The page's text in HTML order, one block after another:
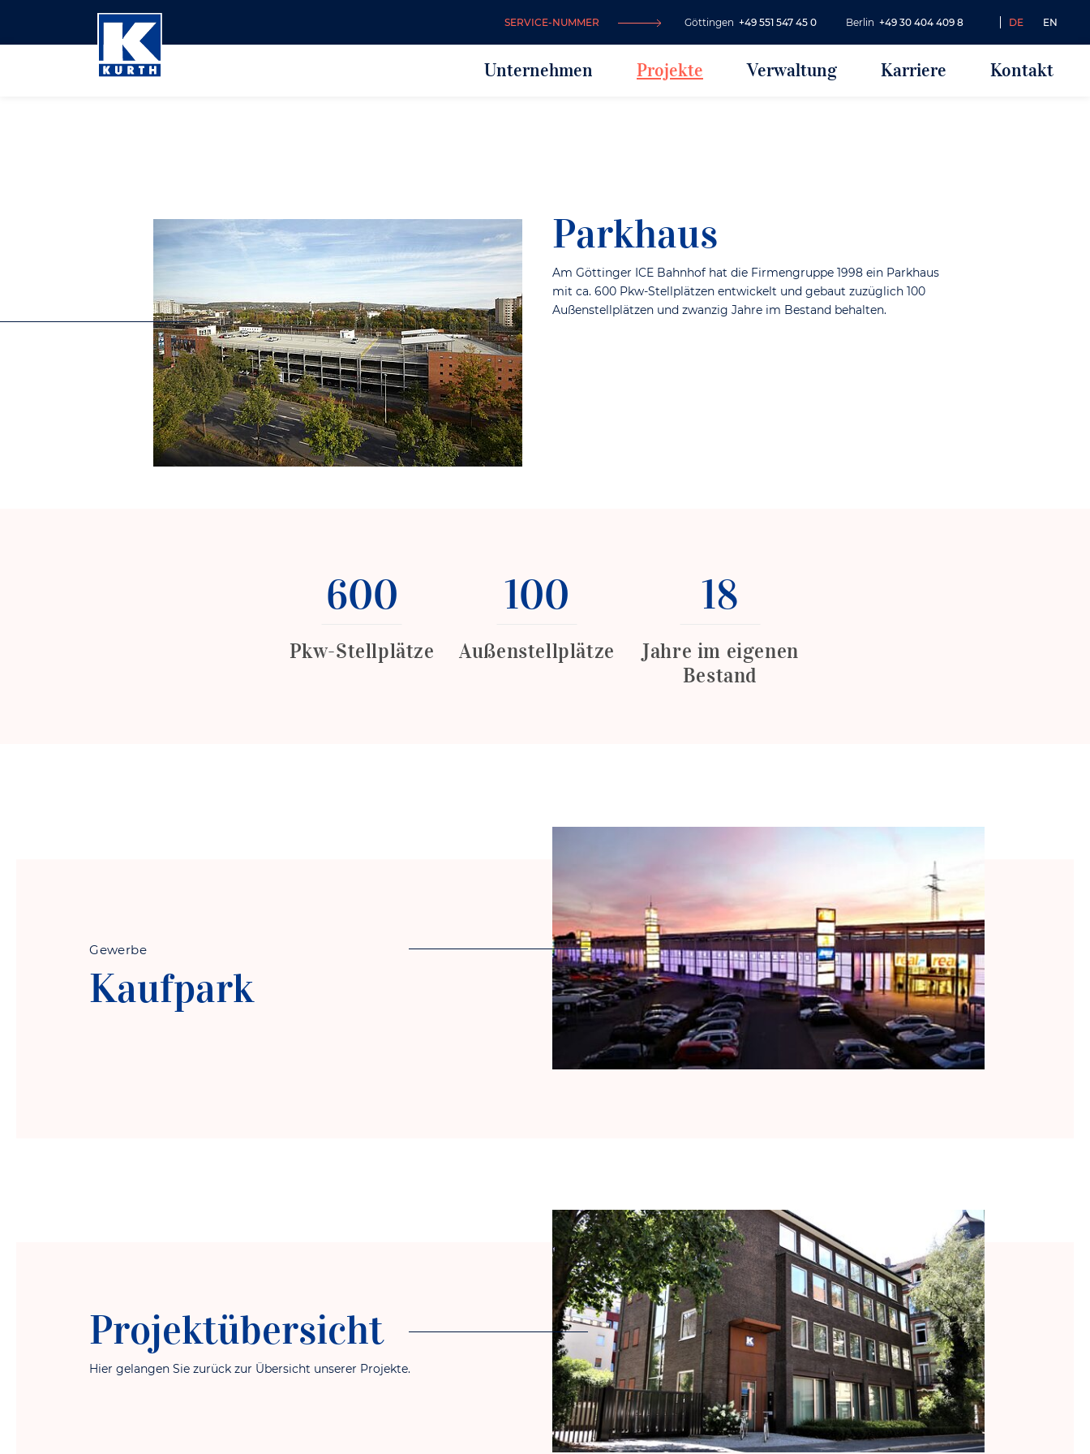
DE EN
SERVICE-NUMMER Göttingen +49 551 547 45 0 Berlin +49 30 404 409 8
Unternehmen Projekte Verwaltung Karriere Kontakt
Parkhaus
Am Göttinger ICE Bahnhof hat die Firmengruppe 1998 ein Parkhaus
mit ca. 600 Pkw-Stellplätzen entwickelt und gebaut zuzüglich 100
Außenstellplätzen und zwanzig Jahre im Bestand behalten.
600
Pkw-Stellplätze
100
Außenstellplätze
18
Jahre im eigenen
Bestand
Gewerbe
Kaufpark
Projektübersicht
Hier gelangen Sie zurück zur Übersicht unserer Projekte.